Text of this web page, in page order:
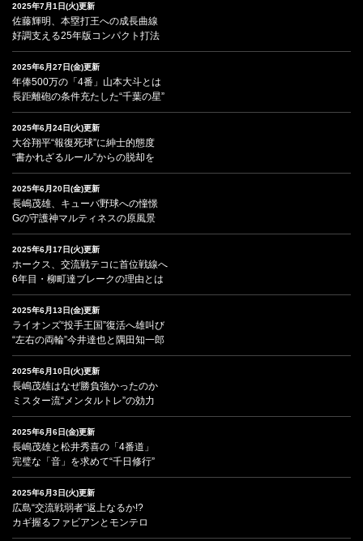
2025年7月1日(火)更新
佐藤輝明、本塁打王への成長曲線
好調支える25年版コンパクト打法
2025年6月27日(金)更新
年俸500万の「4番」山本大斗とは
長距離砲の条件充たした“千葉の星”
2025年6月24日(火)更新
大谷翔平“報復死球”に紳士的態度
“書かれざるルール”からの脱却を
2025年6月20日(金)更新
長嶋茂雄、キューバ野球への憧憬
Gの守護神マルティネスの原風景
2025年6月17日(火)更新
ホークス、交流戦テコに首位戦線へ
6年目・柳町達ブレークの理由とは
2025年6月13日(金)更新
ライオンズ“投手王国”復活へ雄叫び
“左右の両輪”今井達也と隅田知一郎
2025年6月10日(火)更新
長嶋茂雄はなぜ勝負強かったのか
ミスター流“メンタルトレ”の効力
2025年6月6日(金)更新
長嶋茂雄と松井秀喜の「4番道」
完璧な「音」を求めて“千日修行”
2025年6月3日(火)更新
広島“交流戦弱者”返上なるか!?
カギ握るファビアンとモンテロ